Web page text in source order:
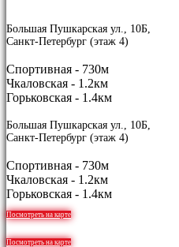
Большая Пушкарская ул., 10Б,
Санкт-Петербург (этаж 4)
Спортивная - 730м
Чкаловская - 1.2км
Горьковская - 1.4км
Большая Пушкарская ул., 10Б,
Санкт-Петербург (этаж 4)
Спортивная - 730м
Чкаловская - 1.2км
Горьковская - 1.4км
Посмотреть на карте
Посмотреть на карте